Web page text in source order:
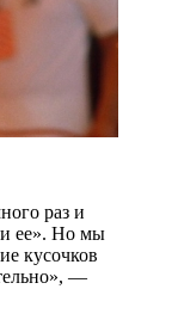
раз и
ее». Но мы
кусочков
—